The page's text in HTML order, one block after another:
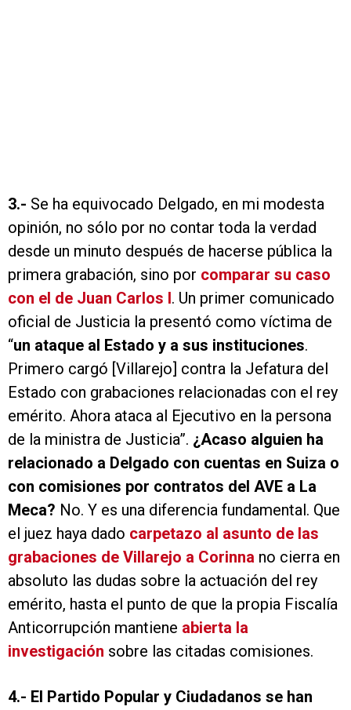
3.- Se ha equivocado Delgado, en mi modesta
opinión, no sólo por no contar toda la verdad
desde un minuto después de hacerse pública la
primera grabación, sino por comparar su caso
con el de Juan Carlos I. Un primer comunicado
oficial de Justicia la presentó como víctima de
“un ataque al Estado y a sus instituciones.
Primero cargó [Villarejo] contra la Jefatura del
Estado con grabaciones relacionadas con el rey
emérito. Ahora ataca al Ejecutivo en la persona
de la ministra de Justicia”. ¿Acaso alguien ha
relacionado a Delgado con cuentas en Suiza o
con comisiones por contratos del AVE a La
Meca? No. Y es una diferencia fundamental. Que
el juez haya dado carpetazo al asunto de las
grabaciones de Villarejo a Corinna no cierra en
absoluto las dudas sobre la actuación del rey
emérito, hasta el punto de que la propia Fiscalía
Anticorrupción mantiene abierta la
investigación sobre las citadas comisiones.
4.- El Partido Popular y Ciudadanos se han